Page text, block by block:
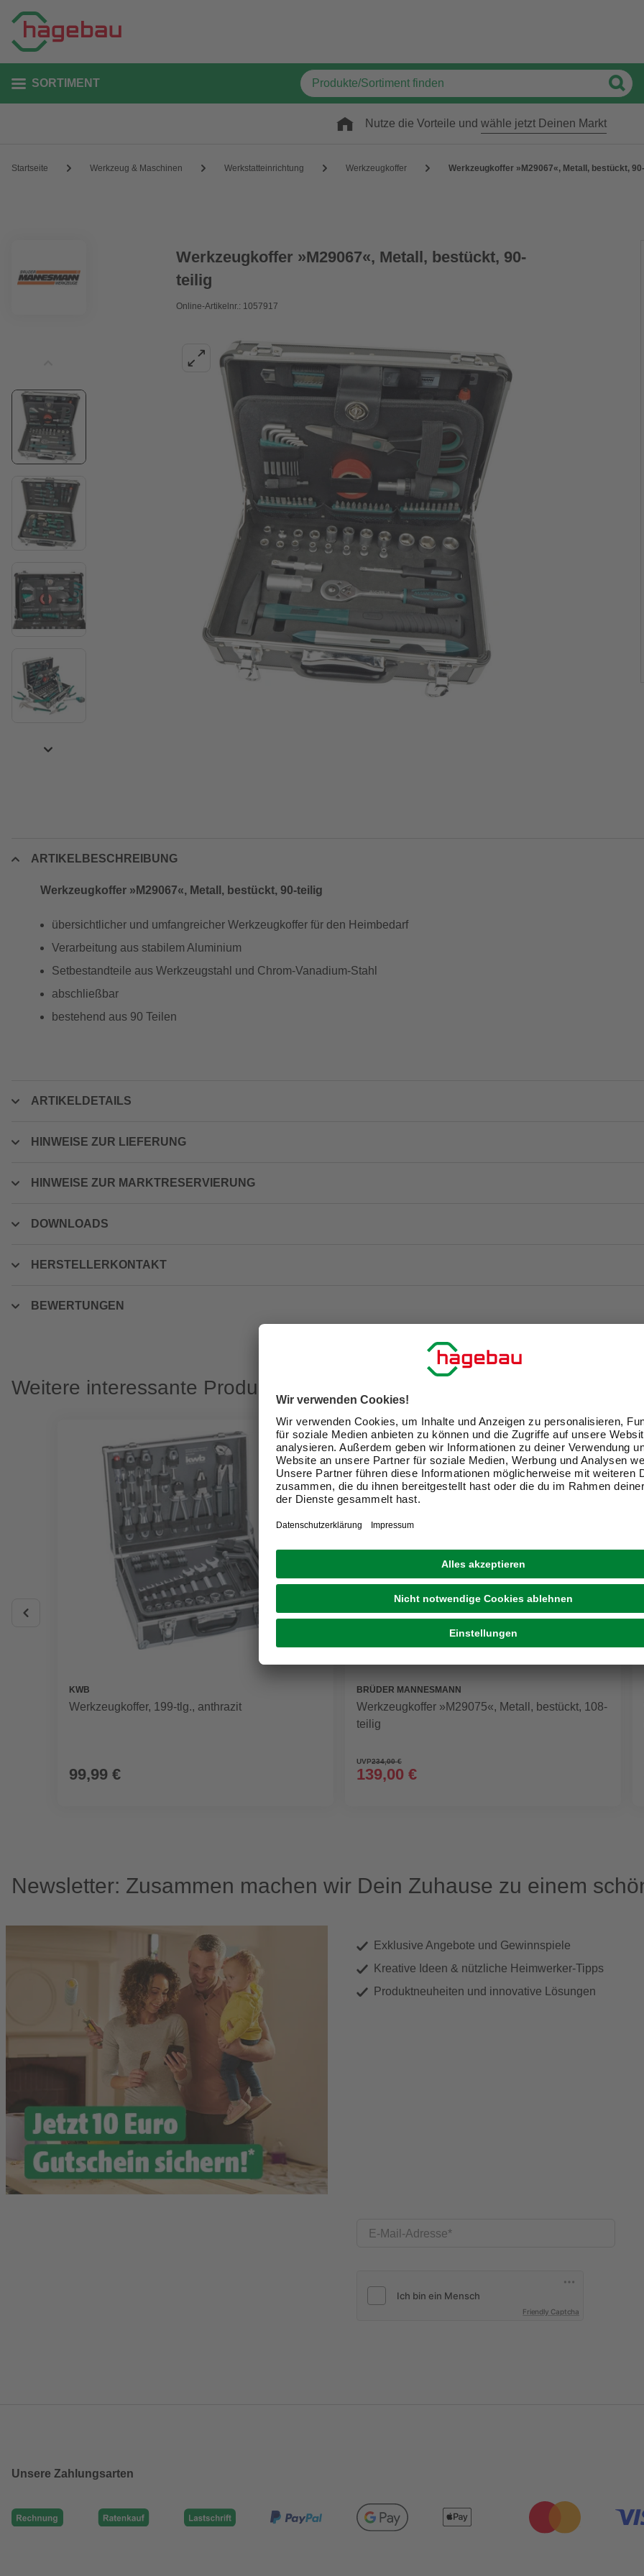
SORTIMENT
Nutze die Vorteile und wähle jetzt Deinen Markt
Startseite Werkzeug & Maschinen Werkstatteinrichtung Werkzeugkoffer Werkzeugkoffer »M29067«, Metall, bestückt,
Werkzeugkoffer »M29067«, Metall, bestückt, 90-
teilig
Online-Artikelnr.: 1057917
ARTIKELBESCHREIBUNG
Werkzeugkoffer »M29067«, Metall, bestückt, 90-teilig
übersichtlicher und umfangreicher Werkzeugkoffer für den Heimbedarf
Verarbeitung aus stabilem Aluminium
Setbestandteile aus Werkzeugstahl und Chrom-Vanadium-Stahl
abschließbar
bestehend aus 90 Teilen
ARTIKELDETAILS
HINWEISE ZUR LIEFERUNG
HINWEISE ZUR MARKTRESERVIERUNG
DOWNLOADS
HERSTELLERKONTAKT
BEWERTUNGEN
Weitere interessante Produkte
KWB
Werkzeugkoffer, 199-tlg., anthrazit
99,99 €
BRÜDER MANNESMANN
Werkzeugkoffer »M29075«, Metall, bestückt, 108-
teilig
UVP234,00 €
139,00 €
Newsletter: Zusammen machen wir Dein Zuhause zu einem
Exklusive Angebote und Gewinnspiele
Kreative Ideen & nützliche Heimwerker-Tipps
Produktneuheiten und innovative Lösungen
E-Mail-Adresse
Friendly Captcha
Unsere Zahlungsarten